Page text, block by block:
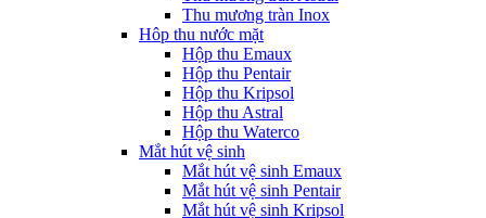
Thu mương tràn Inox
Hôp thu nước mặt
Hộp thu Emaux
Hộp thu Pentair
Hộp thu Kripsol
Hộp thu Astral
Hộp thu Waterco
Mắt hút vệ sinh
Mắt hút vệ sinh Emaux
Mắt hút vệ sinh Pentair
Mắt hút vệ sinh Kripsol